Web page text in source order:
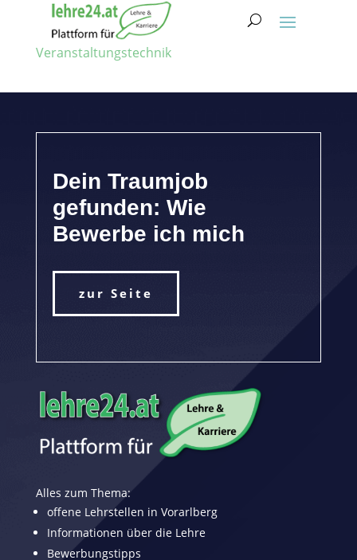
Veranstaltungstechnik
Dein Traumjob
gefunden: Wie
Bewerbe ich mich
zur Seite
Alles zum Thema:
offene Lehrstellen in Vorarlberg
Informationen über die Lehre
Bewerbungstipps